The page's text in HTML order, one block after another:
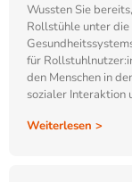
Wussten Sie
Rollstühle unter
für
den Menschen in
sozialer Interaktion
Weiterlesen >